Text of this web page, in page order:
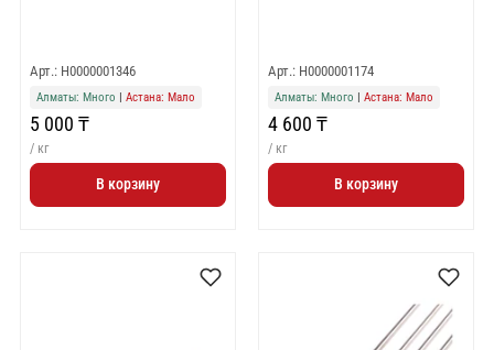
Арт.: Н0000001346
Алматы: Много | Астана: Мало
5 000 ₸
/ кг
В корзину
Арт.: Н0000001174
Алматы: Много | Астана: Мало
4 600 ₸
/ кг
В корзину